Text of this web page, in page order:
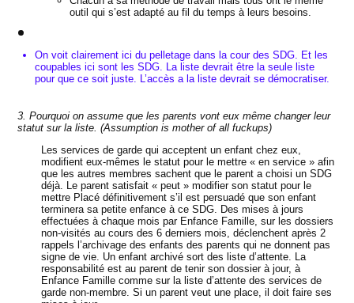
outil qui s’est adapté au fil du temps à leurs besoins.
On voit clairement ici du pelletage dans la cour des SDG. Et les
coupables ici sont les SDG. La liste devrait être la seule liste
pour que ce soit juste. L’accès a la liste devrait se démocratiser.
3. Pourquoi on assume que les parents vont eux même changer leur
statut sur la liste. (Assumption is mother of all fuckups)
Les services de garde qui acceptent un enfant chez eux,
modifient eux-mêmes le statut pour le mettre « en service » afin
que les autres membres sachent que le parent a choisi un SDG
déjà. Le parent satisfait « peut » modifier son statut pour le
mettre Placé définitivement s’il est persuadé que son enfant
terminera sa petite enfance à ce SDG. Des mises à jours
effectuées à chaque mois par Enfance Famille, sur les dossiers
non-visités au cours des 6 derniers mois, déclenchent après 2
rappels l’archivage des enfants des parents qui ne donnent pas
signe de vie. Un enfant archivé sort des liste d’attente. La
responsabilité est au parent de tenir son dossier à jour, à
Enfance Famille comme sur la liste d’attente des services de
garde non-membre. Si un parent veut une place, il doit faire ses